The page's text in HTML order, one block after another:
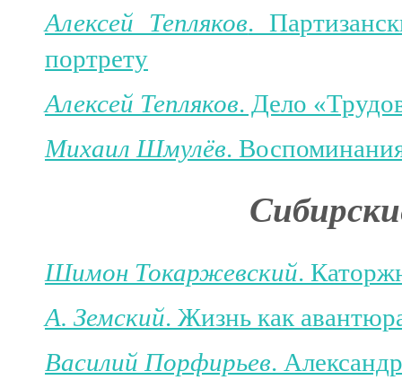
Алексей Тепляков.
портрету
Алексей Тепляков. Дело
Михаил Шмулёв.
Шимон Токаржевский.
А. Земский. Жизнь как
Василий Порфирьев.